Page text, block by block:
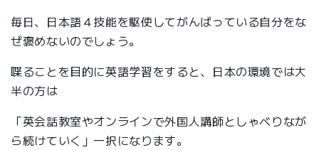
毎日、日本語４技能を駆使してがんばっている自分をな
ぜ褒めないのでしょう。
喋ることを目的に英語学習をすると、日本の環境では大
半の方は
「英会話教室やオンラインで外国人講師としゃべりなが
ら続けていく」一択になります。